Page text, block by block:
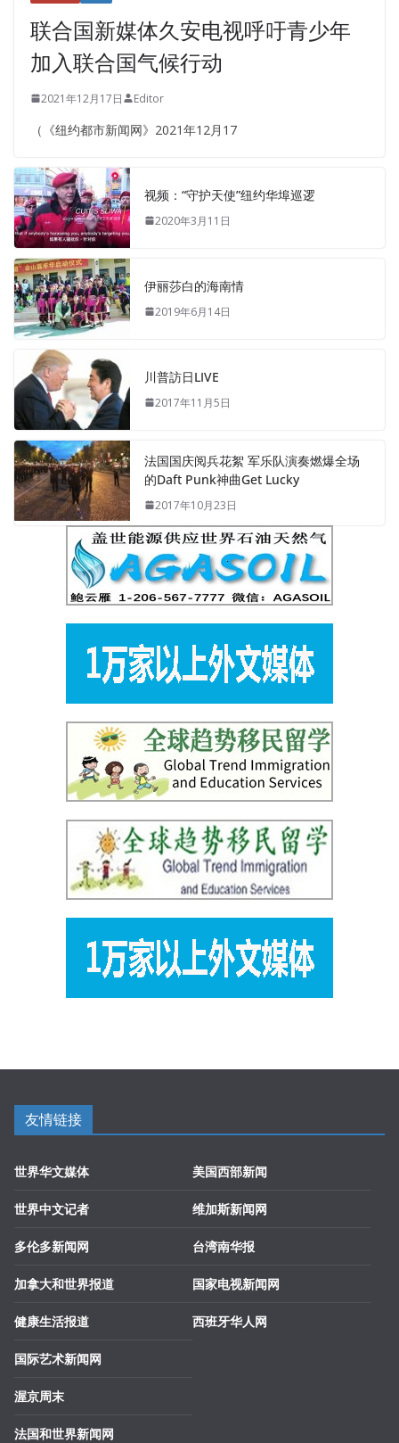
联合国新媒体久安电视呼吁青少年
加入联合国气候行动
2021年12月17日 Editor
（《纽约都市新闻网》2021年12月17
视频：“守护天使”纽约华埠巡逻
2020年3月11日
伊丽莎白的海南情
2019年6月14日
川普訪日LIVE
2017年11月5日
法国国庆阅兵花絮 军乐队演奏燃爆全场
的Daft Punk神曲Get Lucky
2017年10月23日
友情链接
世界华文媒体
世界中文记者
多伦多新闻网
加拿大和世界报道
健康生活报道
国际艺术新闻网
渥京周末
法国和世界新闻网
美国西部新闻
维加斯新闻网
台湾南华报
国家电视新闻网
西班牙华人网